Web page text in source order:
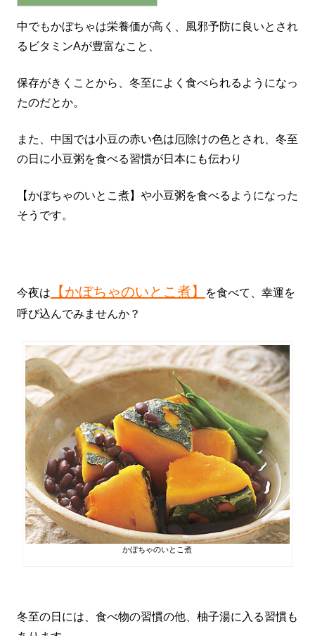
中でもかぼちゃは栄養価が高く、風邪予防に良いとされ
るビタミンAが豊富なこと、
保存がきくことから、冬至によく食べられるようになっ
たのだとか。
また、中国では小豆の赤い色は厄除けの色とされ、冬至
の日に小豆粥を食べる習慣が日本にも伝わり
【かぼちゃのいとこ煮】や小豆粥を食べるようになった
そうです。
今夜は 【かぼちゃのいとこ煮】
を食べて、幸運を
呼び込んでみませんか？
かぼちゃのいとこ煮
冬至の日には、食べ物の習慣の他、柚子湯に入る習慣も